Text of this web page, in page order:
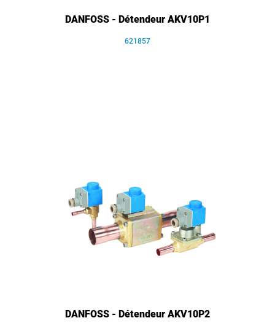
DANFOSS - Détendeur AKV10P1
621857
DANFOSS - Détendeur AKV10P2